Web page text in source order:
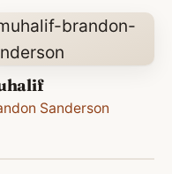
Sanderson